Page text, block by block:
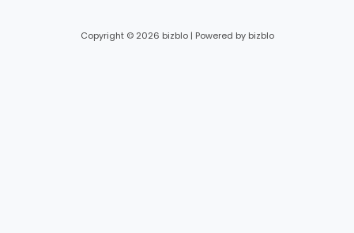
Copyright © 2026 bizblo | Powered by bizblo